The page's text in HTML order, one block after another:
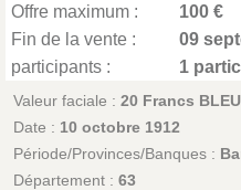
Offre maximum :
100 €
Fin de la vente :
09
participants :
1
Valeur faciale : 20 Francs BLEU
Date : 10 octobre 1912
Période/Provinces/Banques :
Département : 63